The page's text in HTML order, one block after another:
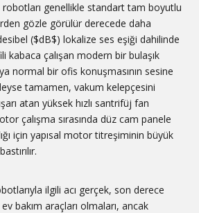
genellikle standart tam boyutlu
gözle görülür derecede daha
($dB$) lokalize ses eşiği dahilinde
kabaca çalışan modern bir bulaşık
normal bir ofis konuşmasının sesine
tamamen, vakum kelepçesini
atan yüksek hızlı santrifüj fan
çalışma sırasında düz cam panele
için yapısal motor titreşiminin büyük
ilgili acı gerçek, son derece
bakım araçları olmaları, ancak